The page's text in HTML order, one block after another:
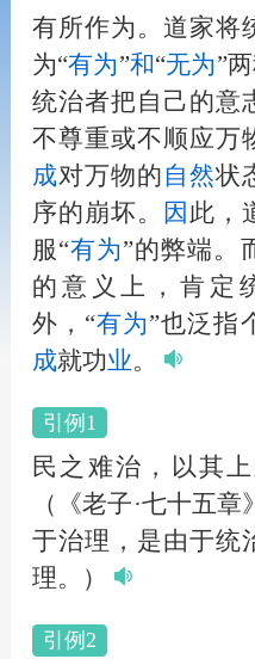
有所作为。道家将
为“有为”和“无为”
统治者把自己的意
不尊重或不顺应万
成对万物的自然状
序的崩坏。
因 此，
服“有为”的弊端。
的意义上，肯定
外，“有为”也泛指
成就功业。
引例1
民之难治，以其上
（《老子·七十五章
于治理，是由于统
理。）
引例2